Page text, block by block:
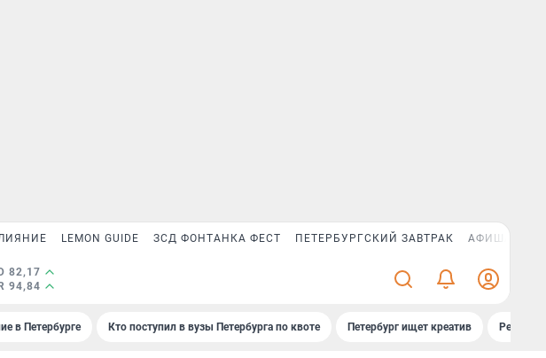
LEMON GUIDE ЗСД ФОНТАНКА ФЕСТ ПЕТЕРБУРГСКИЙ ЗАВТРАК АФИША PLUS
82,17
94,84
в Петербурге Кто поступил в вузы Петербурга по квоте Петербург ищет креатив